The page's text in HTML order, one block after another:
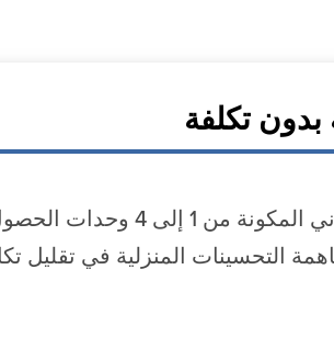
بدون تكلفة
يمكن لمُلاك ومستأجري
التحسينات المنزلية في تقليل